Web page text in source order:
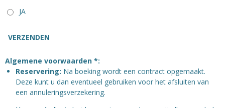
JA
VERZENDEN
Algemene voorwaarden *:
Reservering: Na boeking wordt een contract opgemaakt.
Deze kunt u dan eventueel gebruiken voor het afsluiten van
een annuleringsverzekering.